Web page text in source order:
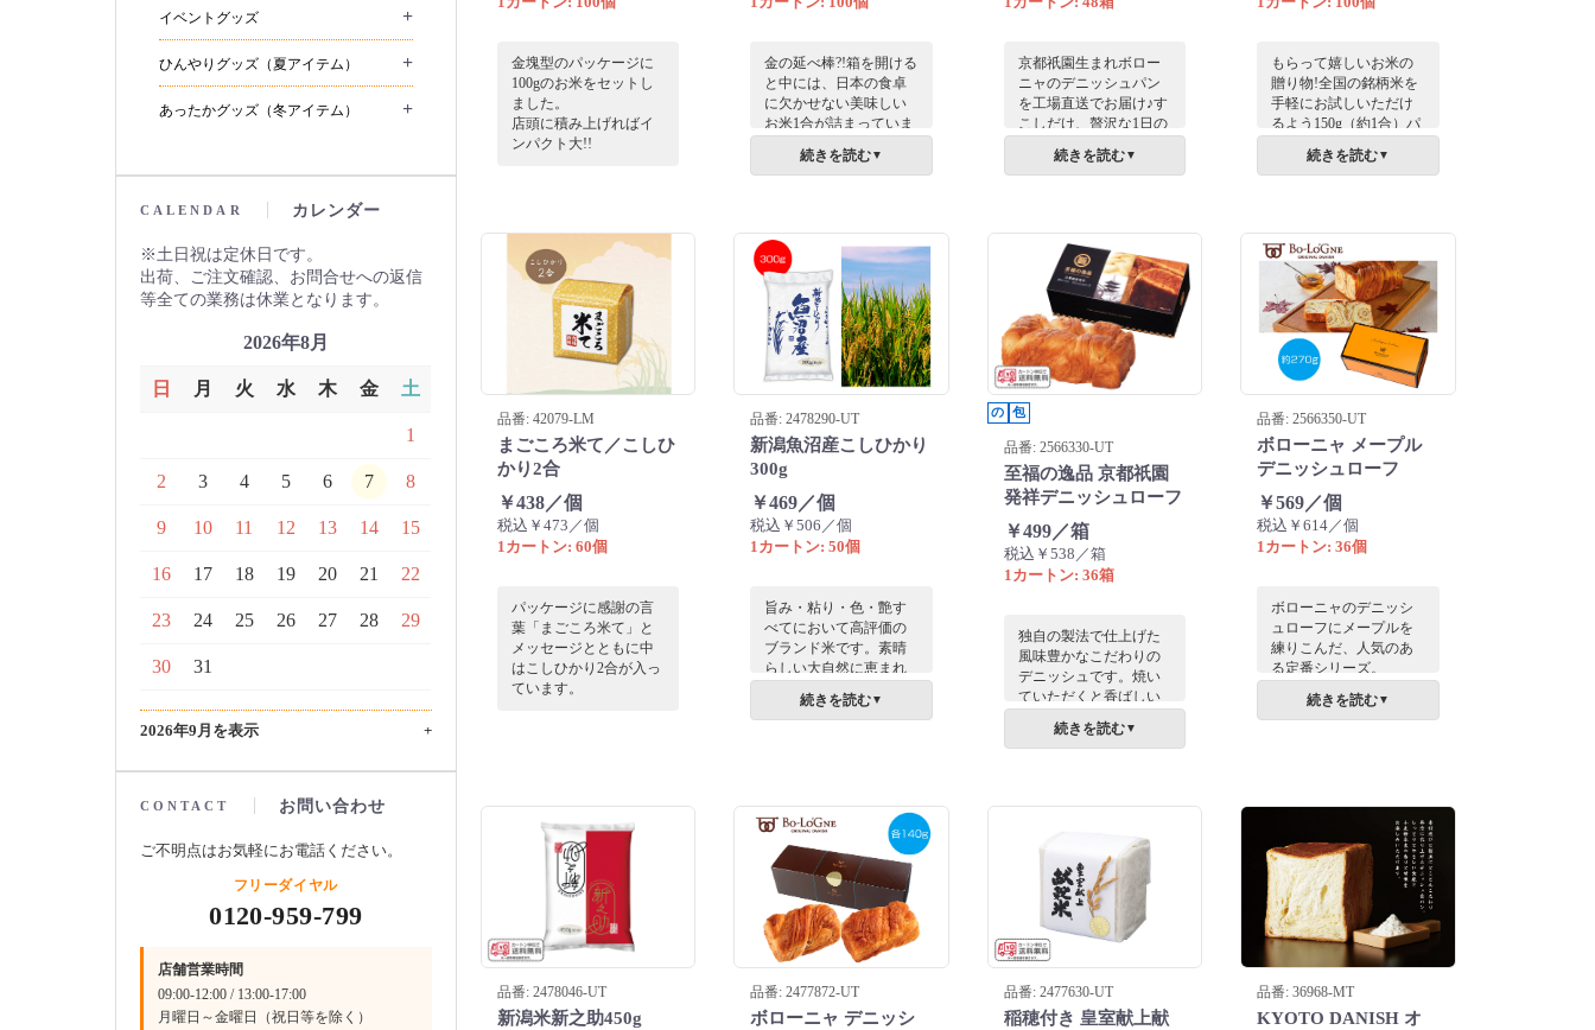
イベントグッズ +
ひんやりグッズ（夏アイテム） +
あったかグッズ（冬アイテム） +
CALENDAR カレンダー
土日祝は定休日です。
出荷、ご注文確認、お問合せへの返信
等全ての業務は休業となります。
2026年8月
日 月 火 水 木 金 土
1
2 3 4 5 6 7 8
9 10 11 12 13 14 15
16 17 18 19 20 21 22
23 24 25 26 27 28 29
30 31
2026年9月を表示 +
CONTACT お問い合わせ
ご不明点はお気軽にお電話ください。
フリーダイヤル
0120-959-799
店舗営業時間
09:00-12:00 / 13:00-17:00
月曜日～金曜日（祝日等を除く）
金塊型のパッケージに
100gのお米をセットし
ました。
店頭に積み上げればイ
ンパクト大!!
金の延べ棒?!箱を開ける
と中には、日本の食卓
に欠かせない美味しい
お米1合が詰まっていま
す。展示会場や店頭で
山積みにディスプレイ
ゴールドバー宝米で
す。
続きを読む▼
京都祇園生まれボロー
ニャのデニッシュパン
を工場直送でお届け♪す
こしだけ、贅沢な1日の
はじまりに。ひとつひ
とつ丁寧に手作りした
続きを読む▼
もらって嬉しいお米の
贈り物!全国の銘柄米を
手軽にお試しいただけ
るよう150g（約1合）パ
ックにしました。
続きを読む▼
品番: 42079-LM
まごころ米て／こしひ
かり2合
￥438／個
税込￥473／個
1カートン: 60個
パッケージに感謝の言
葉「まごころ米て」と
メッセージとともに中
はこしひかり2合が入っ
ています。
品番: 2478290-UT
新潟魚沼産こしひかり
300g
￥469／個
税込￥506／個
1カートン: 50個
旨み・粘り・色・艶す
べてにおいて高評価の
ブランド米です。素晴
らしい大自然に恵まれ
た新潟県魚沼地区で育
ったコシヒカリ。
続きを読む▼
の 包
品番: 2566330-UT
至福の逸品 京都祇園
発祥デニッシュローフ
￥499／箱
税込￥538／箱
1カートン: 36箱
独自の製法で仕上げた
風味豊かなこだわりの
デニッシュです。焼い
ていただくと香ばしい
香りと、パリパリふわ
ふわの食感で思わず笑
続きを読む▼
品番: 2566350-UT
ボローニャ メープル
デニッシュローフ
￥569／個
税込￥614／個
1カートン: 36個
ボローニャのデニッシ
ュローフにメープルを
練りこんだ、人気のあ
る定番シリーズ。
断面は食欲そそる優し
いマーブル模様。朝食
続きを読む▼
品番: 2478046-UT
新潟米新之助450g
品番: 2477872-UT
ボローニャ デニッシ
品番: 2477630-UT
稲穂付き 皇室献上献
品番: 36968-MT
KYOTO DANISH オ